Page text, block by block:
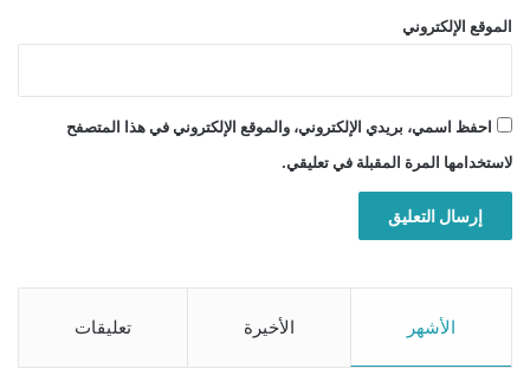
الموقع الإلكتروني
احفظ اسمي، بريدي الإلكتروني، والموقع الإلكتروني في هذا المتصفح
لاستخدامها المرة المقبلة في تعليقي.
الأشهر الأخيرة تعليقات